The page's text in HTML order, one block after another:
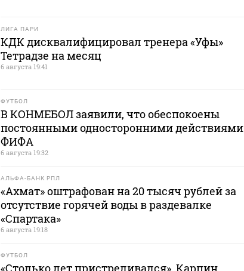
ЛИГА ПАРИ
КДК дисквалифицировал тренера «Уфы»
Тетрадзе на месяц
6 августа 19:41
ФУТБОЛ
В КОНМЕБОЛ заявили, что обеспокоены
постоянными односторонними действиями
ФИФА
6 августа 19:32
АЛЬФА-БАНК РПЛ
«Ахмат» оштрафован на 20 тысяч рублей за
отсутствие горячей воды в раздевалке
«Спартака»
6 августа 19:18
ФУТБОЛ
«Столько лет пристреливался». Карпин